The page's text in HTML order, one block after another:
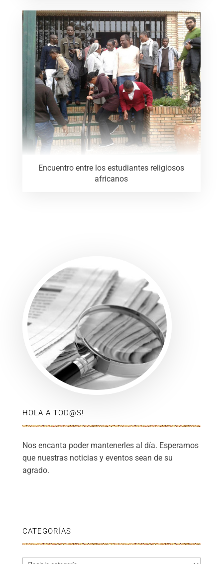
Encuentro entre los estudiantes religiosos
africanos
HOLA A TOD@S!
Nos encanta poder mantenerles al día. Esperamos
que nuestras noticias y eventos sean de su
agrado.
CATEGORÍAS